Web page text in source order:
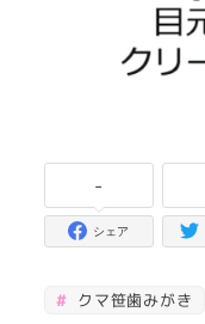
-
シェア
クマ笹歯みがき